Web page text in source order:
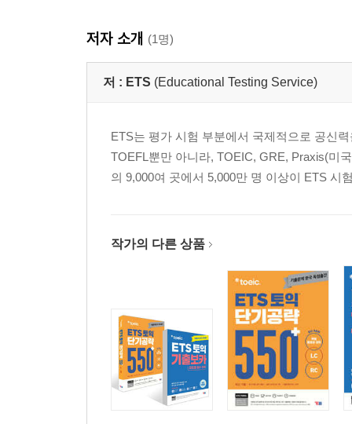
저자 소개 (1명)
저 : ETS (Educational Testing Service)
ETS는 평가 시험 부분에서 국제적으로 공신
TOEFL뿐만 아니라, TOEIC, GRE, Praxis(미
의 9,000여 곳에서 5,000만 명 이상이 ETS 시
작가의 다른 상품